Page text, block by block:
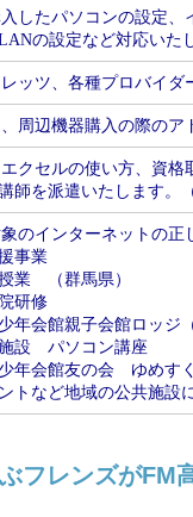
したパソコンの設定
の設定など対応いた
ッツ、各種プロバイダ
周辺機器購入の際の
クセルの使い方、資
師を派遣いたします。
のインターネットの
事業
業 （群馬県）
研修
年会館親子会館ロッジ
設 パソコン講座
年会館友の会 ゆめす
トなど地域の公共施設
フレンズがFM